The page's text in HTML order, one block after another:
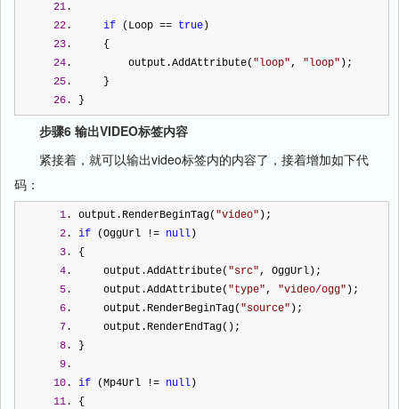
21.
22. if (Loop == true )
23.     {
24.         output.AddAttribute( " loop", " loop" );
25.     }
26. }
步骤6 输出VIDEO标签内容
紧接着，就可以输出video标签内的内容了，接着增加如下代
码：
1. output.RenderBeginTag( "video" );
2. if (OggUrl != null )
3. {
4.     output.AddAttribute( "src", OggUrl);
5.     output.AddAttribute( "type", "video/ogg" );
6.     output.RenderBeginTag( "source" );
7.     output.RenderEndTag();
8. }
9.
10. if (Mp4Url != null )
11. {